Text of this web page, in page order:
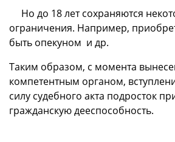
Но до 18 лет сохраняются
ограничения. Например,
быть опекуном и др.
Таким образом, с момента
компетентным органом,
силу судебного акта подросток
гражданскую дееспособность.